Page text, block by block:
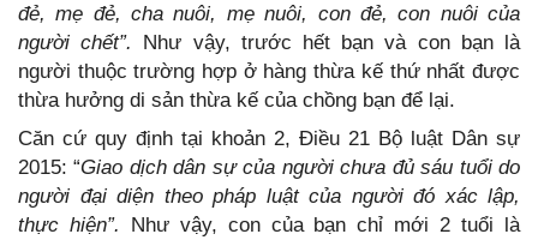
đẻ, mẹ đẻ, cha nuôi, mẹ nuôi, con đẻ, con nuôi của
người chết”.
Như vậy, trước hết bạn và con bạn là
người thuộc trường hợp ở hàng thừa kế thứ nhất được
thừa hưởng di sản thừa kế của chồng bạn để lại.
Căn cứ quy định tại khoản 2, Điều 21 Bộ luật Dân sự
2015: “Giao dịch dân sự của người chưa đủ sáu tuổi do
người đại diện theo pháp luật của người đó xác lập,
thực hiện”.
Như vậy, con của bạn chỉ mới 2 tuổi là